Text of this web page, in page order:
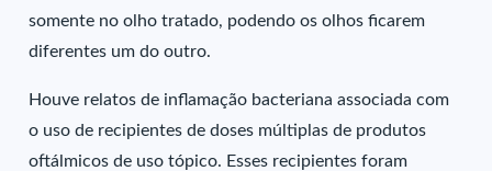
somente no olho tratado, podendo os olhos ficarem
diferentes um do outro.
Houve relatos de inflamação bacteriana associada com
o uso de recipientes de doses múltiplas de produtos
oftálmicos de uso tópico. Esses recipientes foram